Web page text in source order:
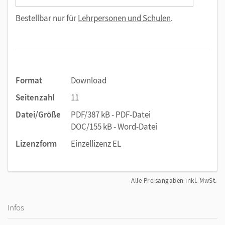
Bestellbar nur fürLehrpersonen und Schulen.
Format
Download
Seitenzahl
11
Datei/Größe
PDF/387 kB - PDF-Datei
DOC/155 kB - Word-Datei
Lizenzform
Einzellizenz EL
Alle Preisangaben inkl. MwSt.
Infos